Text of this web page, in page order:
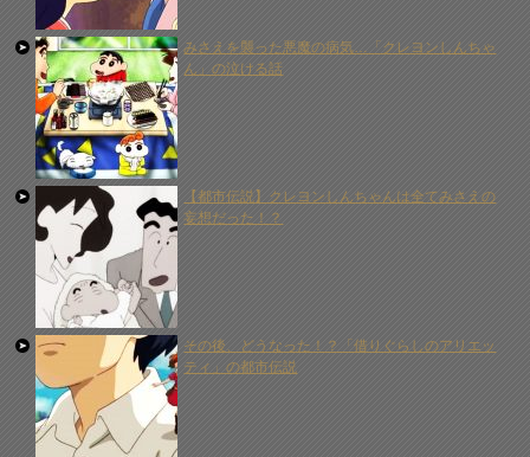
みさえを襲った悪魔の病気…「クレヨンしんちゃ
ん」の泣ける話
【都市伝説】クレヨンしんちゃんは全てみさえの
妄想だった！？
その後、どうなった！？「借りぐらしのアリエッ
ティ」の都市伝説